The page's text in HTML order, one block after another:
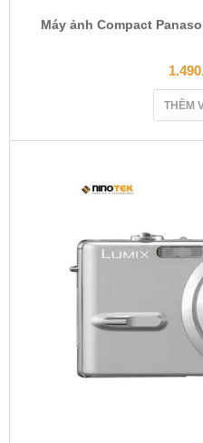
Máy ảnh Compact
THÊM